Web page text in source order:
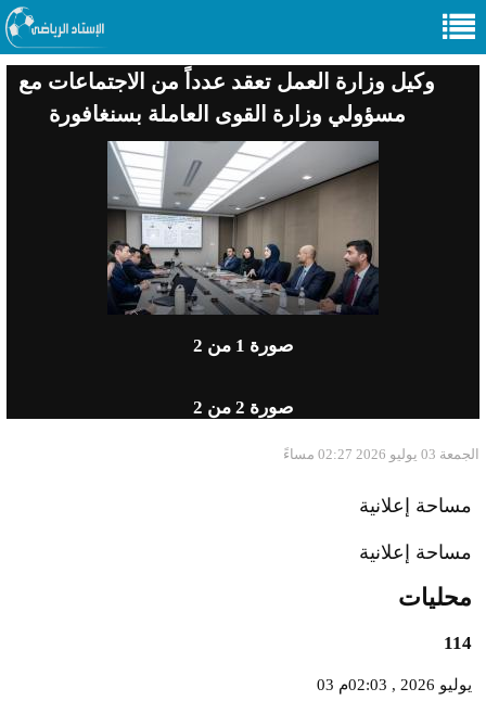
وكيل وزارة العمل تعقد عدداً من الاجتماعات مع
مسؤولي وزارة القوى العاملة بسنغافورة
صورة 1 من 2
مساحة إعلانية